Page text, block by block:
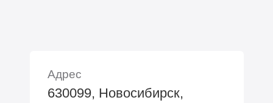
Адрес
630099, Новосибирск,